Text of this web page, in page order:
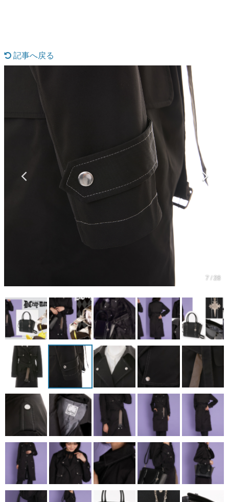
なんでゲームは面白い？
ゲーム開発者・hamatsu氏がゲームの魅力を画面や操作の
具体的な形から解き明かしていく、硬派で骨太な評論連載
「経験値」「裏技」「ラスボス」… ゲームにまつわる言葉
の起源や用法の変遷を、コンピューター文化史研究家・タ
カテゴリ
特集記事
電ファミニコゲーマーとは？
運営：株式会社マレ
記事へ戻る
7 / 28